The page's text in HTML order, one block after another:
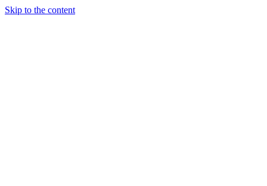
Skip to the content